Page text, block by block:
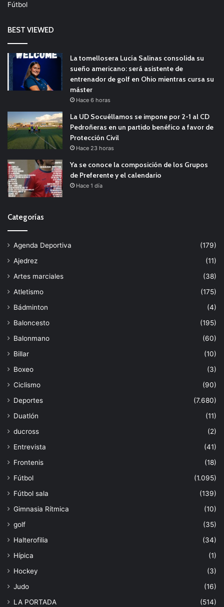
Fútbol
BEST VIEWED
La tomellosera Lucía Salinas consolida su
sueño americano: será asistente de
entrenador de golf en Ohio mientras cursa su
máster
Hace 6 horas
La UD Socuéllamos se impone por 2-1 al CD
Pedroñeras en un partido benéfico a favor de
Protección Civil
Hace 23 horas
Ya se conoce la composición de los Grupos
de Preferente y el calendario
Hace 1 día
Categorías
Agenda Deportiva
(179)
Ajedrez
(11)
Artes marciales
(38)
Atletismo
(175)
Bádminton
(4)
Baloncesto
(195)
Balonmano
(60)
Billar
(10)
Boxeo
(3)
Ciclismo
(90)
Deportes
(7.680)
Duatlón
(11)
ducross
(2)
Entrevista
(41)
Frontenis
(18)
Fútbol
(1.095)
Fútbol sala
(139)
Gimnasia Rítmica
(10)
golf
(35)
Halterofilia
(34)
Hípica
(1)
Hockey
(3)
Judo
(16)
LA PORTADA
(514)